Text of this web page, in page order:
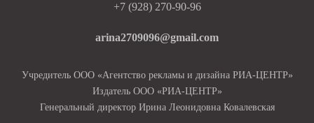
+7 (928) 270-90-96
arina2709096@gmail.com
Учредитель ООО «Агентство рекламы и дизайна РИА-ЦЕНТР»
Издатель ООО «РИА-ЦЕНТР»
Генеральный директор Ирина Леонидовна Ковалевская